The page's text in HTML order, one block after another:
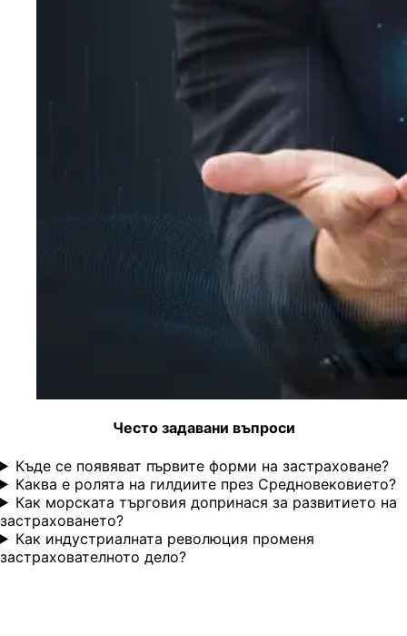
Често задавани въпроси
Къде се появяват първите форми на застраховане?
Каква е ролята на гилдиите през Средновековието?
Как морската търговия допринася за развитието на
застраховането?
Как индустриалната революция променя
застрахователното дело?